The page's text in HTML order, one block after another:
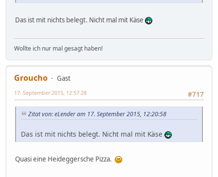
Das ist mit nichts belegt. Nicht mal mit Käse
Wollte ich nur mal gesagt haben!
Groucho
Gast
#717
17. September 2015, 12:57:28
Zitat von: eLender am 17. September 2015, 12:20:58
Das ist mit nichts belegt. Nicht mal mit Käse
Quasi eine Heideggersche Pizza.